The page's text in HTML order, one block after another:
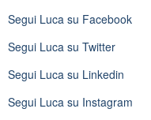
Segui Luca su Facebook
Segui Luca su Twitter
Segui Luca su Linkedin
Segui Luca su Instagram